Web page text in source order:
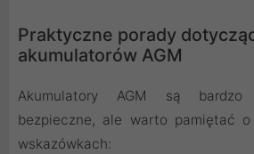
Praktyczne porady
akumulatorów AGM
Akumulatory AGM są bardzo
bezpieczne, ale warto pamiętać
wskazówkach: